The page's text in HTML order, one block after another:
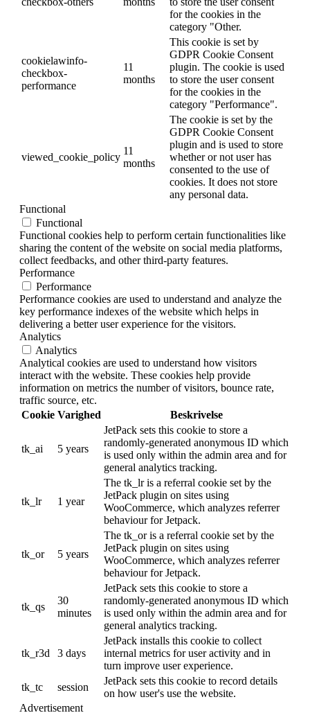
for the cookies in the
category "Other.
cookielawinfo-
checkbox-
performance
11
months
This cookie is set by
GDPR Cookie Consent
plugin. The cookie is used
to store the user consent
for the cookies in the
category "Performance".
viewed_cookie_policy
11
months
The cookie is set by the
GDPR Cookie Consent
plugin and is used to store
whether or not user has
consented to the use of
cookies. It does not store
any personal data.
Functional
Functional
Functional cookies help to perform certain functionalities like
sharing the content of the website on social media platforms,
collect feedbacks, and other third-party features.
Performance
Performance
Performance cookies are used to understand and analyze the
key performance indexes of the website which helps in
delivering a better user experience for the visitors.
Analytics
Analytics
Analytical cookies are used to understand how visitors
interact with the website. These cookies help provide
information on metrics the number of visitors, bounce rate,
traffic source, etc.
Cookie Varighed Beskrivelse
tk_ai 5 years
JetPack sets this cookie to store a
randomly-generated anonymous ID which
is used only within the admin area and for
general analytics tracking.
tk_lr 1 year
The tk_lr is a referral cookie set by the
JetPack plugin on sites using
WooCommerce, which analyzes referrer
behaviour for Jetpack.
tk_or 5 years
The tk_or is a referral cookie set by the
JetPack plugin on sites using
WooCommerce, which analyzes referrer
behaviour for Jetpack.
tk_qs
30
minutes
JetPack sets this cookie to store a
randomly-generated anonymous ID which
is used only within the admin area and for
general analytics tracking.
tk_r3d 3 days
JetPack installs this cookie to collect
internal metrics for user activity and in
turn improve user experience.
tk_tc
session
JetPack sets this cookie to record details
on how user's use the website.
Advertisement